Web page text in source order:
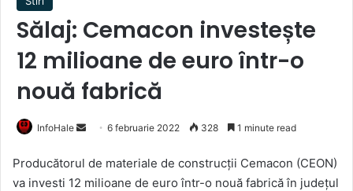
Sălaj: Cemacon investește
12 milioane de euro într-o
nouă fabrică
InfoHale
Send
email
6 februarie 2022 328 1 minute read
Producătorul de materiale de construcţii Cemacon (CEON)
va investi 12 milioane de euro într-o nouă fabrică în judeţul